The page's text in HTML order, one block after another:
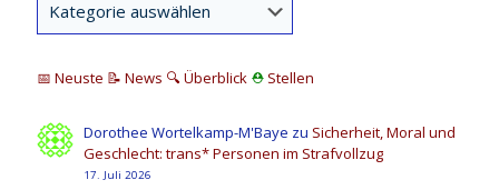
📅 Neuste 📝 News 🔍 Überblick ⛑ Stellen
Dorothee Wortelkamp-M'Baye zu Sicherheit, Moral und
Geschlecht: trans* Personen im Strafvollzug
17. Juli 2026